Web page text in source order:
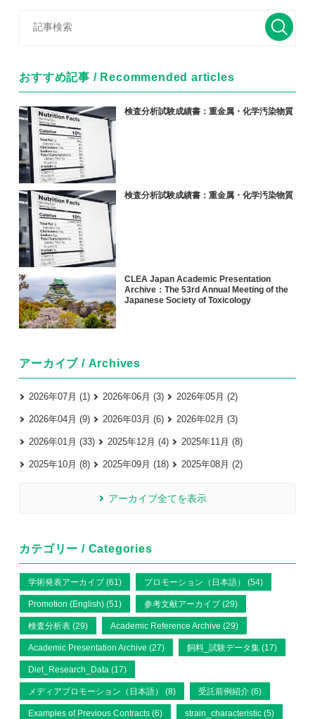
おすすめ記事 / Recommended articles
検査分析試験成績書：重金属・化学汚染物質
検査分析試験成績書：重金属・化学汚染物質
CLEA Japan Academic Presentation
Archive：The 53rd Annual Meeting of the
Japanese Society of Toxicology
アーカイブ / Archives
2026年07月 (1) 2026年06月 (3) 2026年05月 (2)
2026年04月 (9) 2026年03月 (6) 2026年02月 (3)
2026年01月 (33) 2025年12月 (4) 2025年11月 (8)
2025年10月 (8) 2025年09月 (18) 2025年08月 (2)
アーカイブ全てを表示
カテゴリー / Categories
学術発表アーカイブ (61) プロモーション（日本語） (54)
Promotion (English) (51) 参考文献アーカイブ (29)
検査分析表 (29) Academic Reference Archive (29)
Academic Presentation Archive (27) 飼料_試験データ集 (17)
Diet_Research_Data (17)
メディアプロモーション（日本語） (8) 受託前例紹介 (6)
Examples of Previous Contracts (6) strain_characteristic (5)